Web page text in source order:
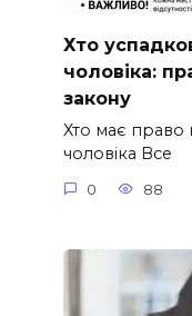
Хто
чоловіка:
закону
Хто має право
чоловіка Все
0 88